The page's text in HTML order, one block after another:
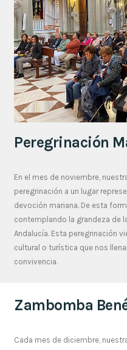
Peregrinación
En el mes de noviembre,
peregrinación a un lugar
devoción mariana. De esta
contemplando la grandeza de
Andalucía. Esta peregrinación
cultural o turística que nos
convivencia.
Zambomba
Cada mes de diciembre,